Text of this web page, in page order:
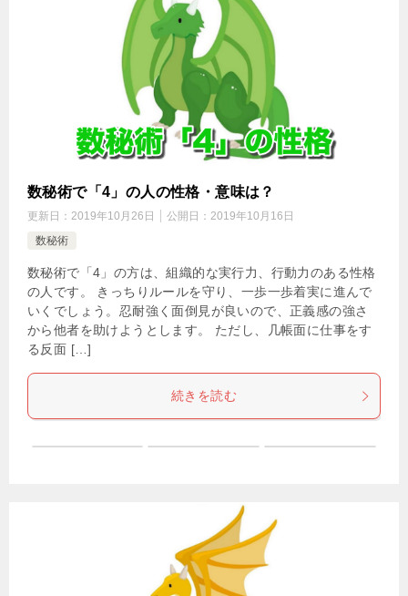
数秘術で「4」の人の性格・意味は？
更新日： 2019年10月26日 公開日： 2019年10月16日
数秘術
数秘術で「4」の方は、組織的な実行力、行動力のある性格
の人です。 きっちりルールを守り、一歩一歩着実に進んで
いくでしょう。忍耐強く面倒見が良いので、正義感の強さ
から他者を助けようとします。 ただし、几帳面に仕事をす
る反面 […]
続きを読む